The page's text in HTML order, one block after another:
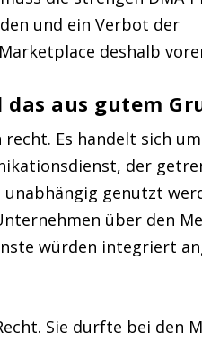
und ein Verbot der
deshalb
aus gutem
Es handelt sich
der
genutzt
über den
würden integriert
Sie durfte bei den